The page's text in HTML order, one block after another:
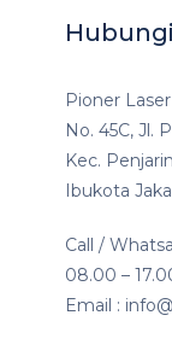
Pioner
No. 45C, Jl.
Kec.
Ibukota
Call /
08.00 –
Email :